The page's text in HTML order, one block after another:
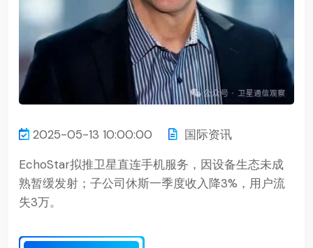
2025-05-13 10:00:00
国际资讯
EchoStar拟推卫星直连手机服务，因设备生态未成
熟暂缓发射；子公司休斯一季度收入降3%，用户流
失3万。